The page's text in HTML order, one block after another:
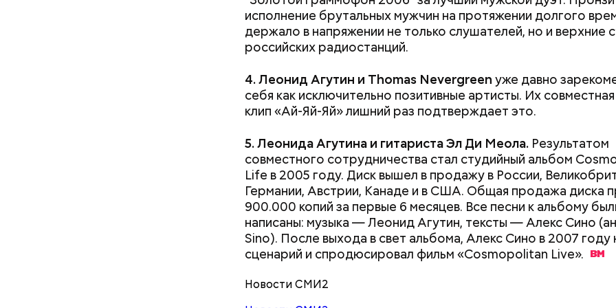
исполнение брутальных мужчин на протяжении долгого
держало в напряжении не только слушателей, но и верхние
российских радиостанций.
4. Леонид Агутин и Thomas Nevergreen уже давно
себя как исключительно позитивные артисты. Их совместная
клип «Ай-Яй-Яй» лишний раз подтверждает это.
5. Леонида Агутина и гитариста Эл Ди Меола. Результатом
совместного сотрудничества стал студийный альбом
Life в 2005 году. Диск вышел в продажу в России,
Германии, Австрии, Канаде и в США. Общая продажа диска
900.000 копий за первые 6 месяцев. Все песни к альбому
написаны: музыка — Леонид Агутин, тексты — Алекс Сино
Sino). После выхода в свет альбома, Алекс Сино в 2007 году
сценарий и спродюсировал фильм «Cosmopolitan Live».
Новости СМИ2
Как рассказывает Житие, преподобный родился в городке
решение посвятить свою жизнь Богу. Целыми днями отрок
храме, а по вечерам молился и читал книги. Его дядя, епископ
Патарский, видя такое усердие, сделал юношу чтецом, а
родителей, Николай отдал на дела милосердия. Со
стал епископом в городе Мире. Он был страстным
христианства. Ему также приписывают разрушение
языческих храмов и чудеса, творимые силой молитвы. Этот
лучше любого врача исцелял больных, обреченных на
воскрешал мертвых.
Салат из сельдерея и картофеля с яблоками